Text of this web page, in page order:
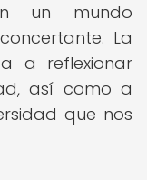
un mundo
La
a reflexionar
así como a
que nos